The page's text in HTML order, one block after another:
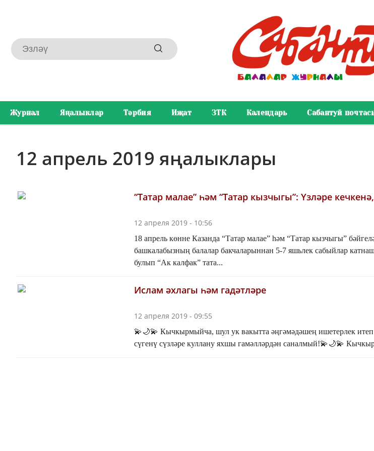
Журнал Яңалыклар Тәрбия Иҗат ЗТК Календарь Сабантуй
12 апрель 2019 яңалыклары
“Татар малае” һәм “Татар кызчыгы”: Үзләре
12 апреля 2019 - 10:56
18 апрель көнне Казанда “Татар малае” һәм “Татар кызчыгы”
башкалабызның балалар бакчаларыннан 5-7 яшьлек сабыйлар
булып “Ак калфак” тата...
Ислам әхлагы һәм гадәтләре
12 апреля 2019 - 09:55
💫🌙💫 Кычкырмыйча, шул ук вакытта әңгәмәдәшең ишетерлек
сүгенү сүзләре куллану яхшы гамәлләрдән саналмый!💫🌙💫